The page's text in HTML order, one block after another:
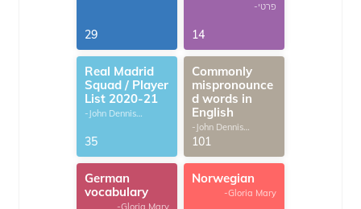
29
-פרטי
14
Real Madrid
Squad / Player
List 2020-21
-John Dennis
35
Commonly
mispronounce
d words in
English
-John Dennis
G.Thomas
101
German
vocabulary
-Gloria Mary
Norwegian
-Gloria Mary